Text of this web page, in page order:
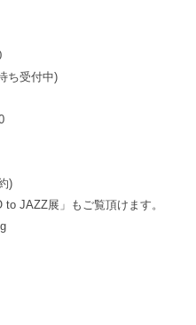
ち受付中)
)
JAZZ展」もご覧頂けます。